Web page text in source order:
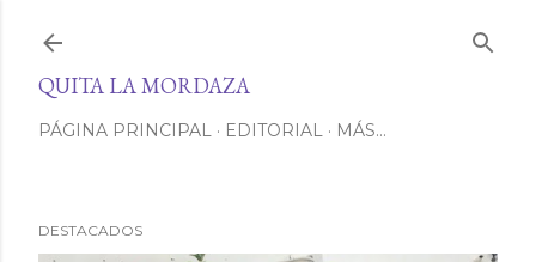
QUITA LA MORDAZA
PÁGINA PRINCIPAL EDITORIAL MÁS…
DESTACADOS